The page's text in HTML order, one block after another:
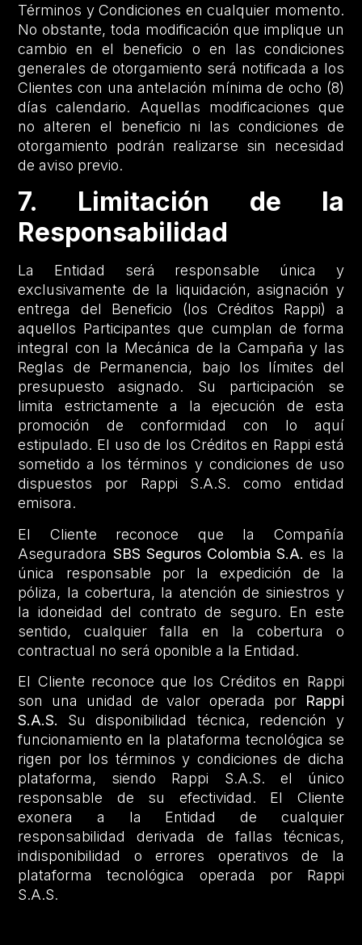
Términos y Condiciones en cualquier momento.
No obstante, toda modificación que implique un
cambio en el beneficio o en las condiciones
generales de otorgamiento será notificada a los
Clientes con una antelación mínima de ocho (8)
días calendario. Aquellas modificaciones que
no alteren el beneficio ni las condiciones de
otorgamiento podrán realizarse sin necesidad
de aviso previo.
7. Limitación de la
Responsabilidad
La Entidad será responsable única y
exclusivamente de la liquidación, asignación y
entrega del Beneficio (los Créditos Rappi) a
aquellos Participantes que cumplan de forma
integral con la Mecánica de la Campaña y las
Reglas de Permanencia, bajo los límites del
presupuesto asignado. Su participación se
limita estrictamente a la ejecución de esta
promoción de conformidad con lo aquí
estipulado. El uso de los Créditos en Rappi está
sometido a los términos y condiciones de uso
dispuestos por Rappi S.A.S. como entidad
emisora.
El Cliente reconoce que la Compañía
Aseguradora SBS Seguros Colombia S.A. es la
única responsable por la expedición de la
póliza, la cobertura, la atención de siniestros y
la idoneidad del contrato de seguro. En este
sentido, cualquier falla en la cobertura o
contractual no será oponible a la Entidad.
El Cliente reconoce que los Créditos en Rappi
son una unidad de valor operada por
Rappi
S.A.S.
Su disponibilidad técnica, redención y
funcionamiento en la plataforma tecnológica se
rigen por los términos y condiciones de dicha
plataforma, siendo Rappi S.A.S. el único
responsable de su efectividad. El Cliente
exonera a la Entidad de cualquier
responsabilidad derivada de fallas técnicas,
indisponibilidad o errores operativos de la
plataforma tecnológica operada por Rappi
S.A.S.